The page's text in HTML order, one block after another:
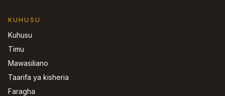
KUHUSU
Kuhusu
Timu
Mawasiliano
Taarifa ya kisheria
Faragha